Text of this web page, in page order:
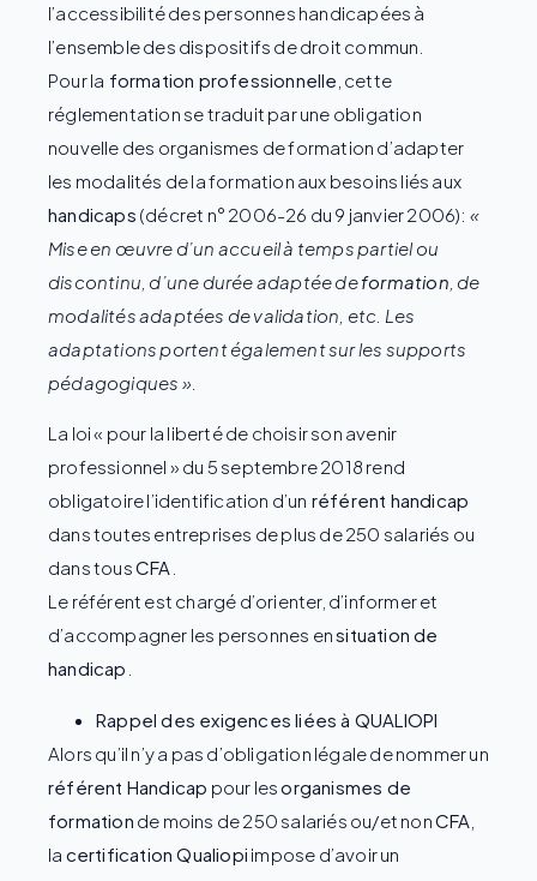
l’accessibilité des personnes handicapées à
l’ensemble des dispositifs de droit commun.
Pour la formation professionnelle , cette
réglementation se traduit par une obligation
nouvelle des organismes de formation d’adapter
les modalités de la formation aux besoins liés aux
handicaps (décret n° 2006-26 du 9 janvier 2006): «
Mise en œuvre d’un accueil à temps partiel ou
discontinu, d’une durée adaptée deformation , de
modalités adaptées de validation, etc. Les
adaptations portent également sur les supports
pédagogiques ».
La loi « pour la liberté de choisir son avenir
professionnel » du 5 septembre 2018 rend
obligatoire l’identification d’un référent handicap
dans toutes entreprises de plus de 250 salariés ou
dans tousCFA
Le référent est chargé d’orienter, d’informer et
d’accompagner les personnes ensituation de
handicap
Rappel des exigences liées à QUALIOPI
Alors qu’il n’y a pas d’obligation légale de nommer un
référent Handicap pour lesorganismes de
formation de moins de 250 salariés ou/et nonCFA
la certification Qualiopi impose d’avoir un